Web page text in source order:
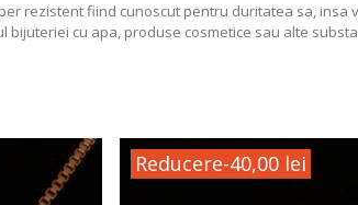
rezistent fiind cunoscut pentru duritatea sa,
cu apa, produse cosmetice sau alte
Reducere-40,00 lei